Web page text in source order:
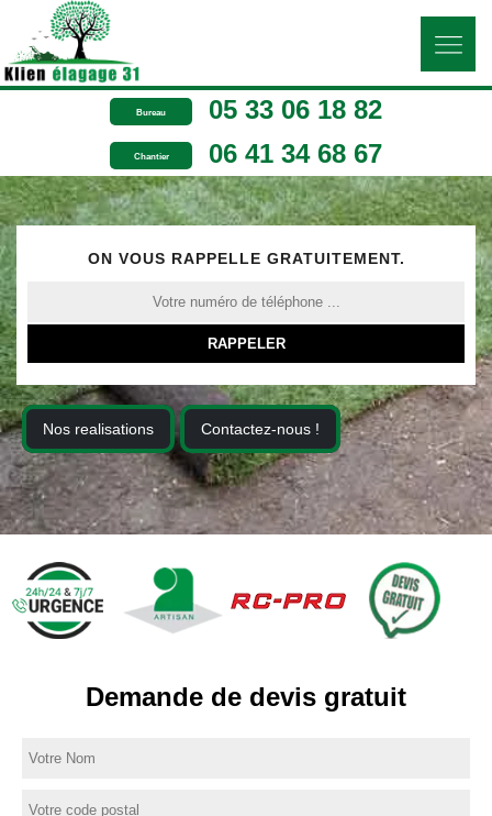
Bureau 05 33 06 18 82
Chantier 06 41 34 68 67
ON VOUS RAPPELLE GRATUITEMENT.
Nos realisations Contactez-nous !
Demande de devis gratuit